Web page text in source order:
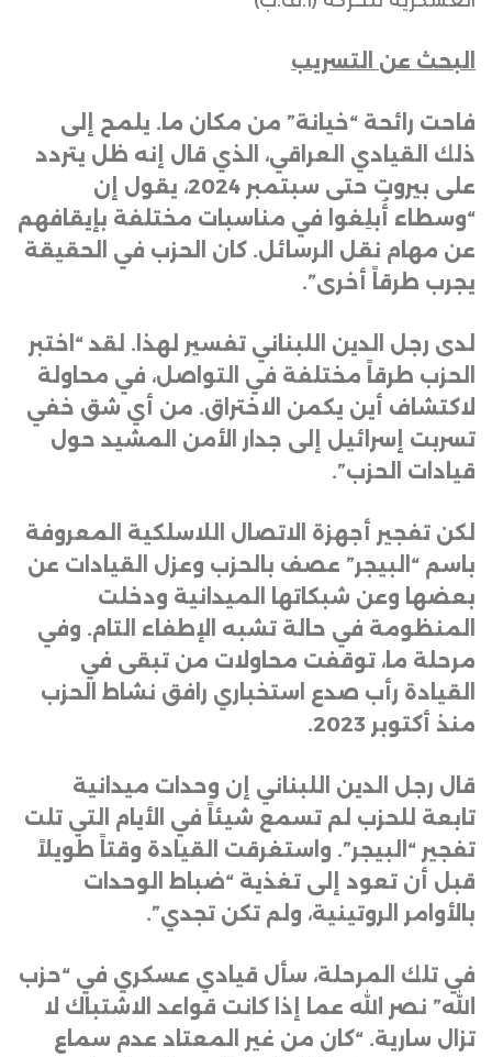
البحث عن التسريب
فاحت رائحة “خيانة” من مكان ما. يلمح إلى
ذلك القيادي العراقي، الذي قال إنه ظل يتردد
على بيروت حتى سبتمبر 2024، يقول إن
“وسطاء أُبلِغوا في مناسبات مختلفة بإيقافهم
عن مهام نقل الرسائل. كان الحزب في الحقيقة
يجرب طرقاً أخرى”.
لدى رجل الدين اللبناني تفسير لهذا. لقد “اختبر
الحزب طرقاً مختلفة في التواصل، في محاولة
لاكتشاف أين يكمن الاختراق. من أي شق خفي
تسربت إسرائيل إلى جدار الأمن المشيد حول
قيادات الحزب”.
لكن تفجير أجهزة الاتصال اللاسلكية المعروفة
باسم “البيجر” عصف بالحزب وعزل القيادات عن
بعضها وعن شبكاتها الميدانية ودخلت
المنظومة في حالة تشبه الإطفاء التام. وفي
مرحلة ما، توقفت محاولات من تبقى في
القيادة رأب صدع استخباري رافق نشاط الحزب
منذ أكتوبر 2023
.
قال رجل الدين اللبناني إن وحدات ميدانية
تابعة للحزب لم تسمع شيئاً في الأيام التي تلت
تفجير “البيجر”. واستغرقت القيادة وقتاً طويلاً
قبل أن تعود إلى تغذية “ضباط الوحدات
بالأوامر الروتينية، ولم تكن تجدي”.
في تلك المرحلة، سأل قيادي عسكري في “حزب
الله” نصر الله عما إذا كانت قواعد الاشتباك لا
تزال سارية. “كان من غير المعتاد عدم سماع